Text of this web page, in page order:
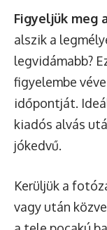
Figyeljük meg
alszik a
legvidámabb?
figyelembe
időpontját.
kiadós alvás
jókedvű.
Kerüljük a
vagy után